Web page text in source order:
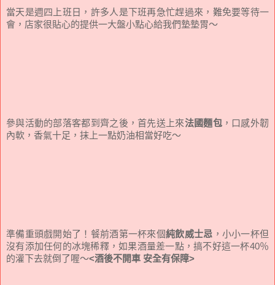
當天是週四上班日，許多人是下班再急忙趕過來，難免要等待一
會，店家很貼心的提供一大盤小點心給我們墊墊胃～
參與活動的部落客都到齊之後，首先送上來法國麵包，口感外韌
內軟，香氣十足，抹上一點奶油相當好吃～
準備重頭戲開始了！餐前酒第一杯來個純飲威士忌 ，小小一杯但
沒有添加任何的冰塊稀釋，如果酒量差一點，搞不好這一杯40％
的灌下去就倒了喔～<酒後不開車 安全有保障>